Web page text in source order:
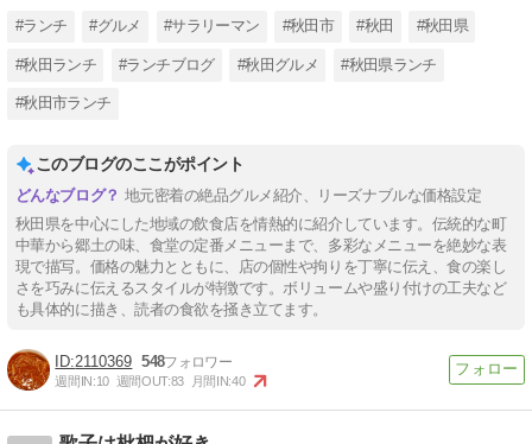
#ランチ #グルメ #サラリーマン #秋田市 #秋田 #秋田県
#秋田ランチ #ランチブログ #秋田グルメ #秋田県ランチ
#秋田市ランチ
このブログのここがポイント
地元密着の絶品グルメ紹介、リーズナブルな価格設定
秋田県を中心にした地域の飲食店を情熱的に紹介しています。伝統的な町
中華から郷土の味、食堂の定番メニューまで、多彩なメニューを絶妙な表
現で描写。価格の魅力とともに、店の個性や拘りを丁寧に伝え、食の楽し
さを巧みに伝えるスタイルが特徴です。ボリュームや盛り付けの工夫など
も具体的に描き、読者の食欲を掻き立てます。
2110369 548
週間IN:10 週間OUT:83 月間IN:40